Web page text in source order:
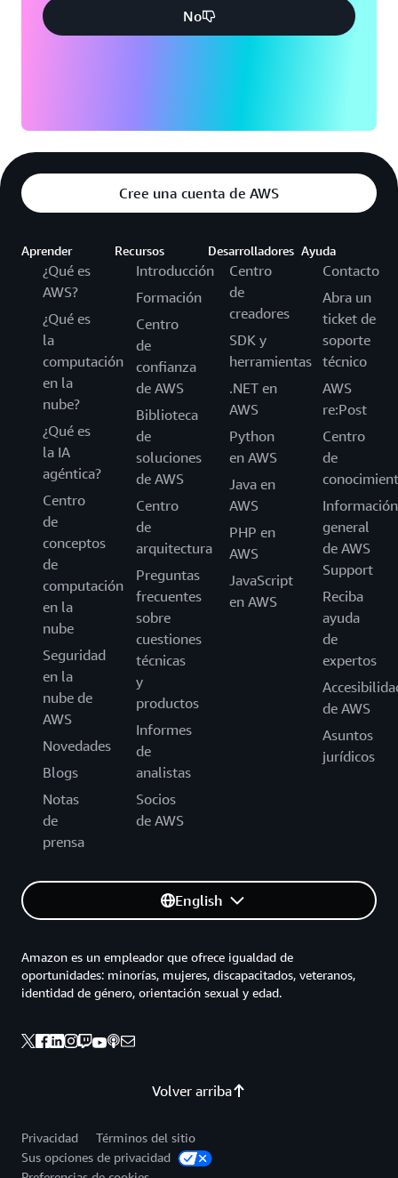
No
Cree una cuenta de AWS
Aprender
¿Qué es
AWS?
¿Qué es
la
computación
en la
nube?
¿Qué es
la IA
agéntica?
Centro
de
conceptos
de
computación
en la
nube
Seguridad
en la
nube de
AWS
Novedades
Blogs
Notas
de
prensa
Recursos
Introducción
Formación
Centro
de
confianza
de AWS
Biblioteca
de
soluciones
de AWS
Centro
de
arquitectura
Preguntas
frecuentes
sobre
cuestiones
técnicas
y
productos
Informes
de
analistas
Socios
de AWS
Desarrolladores
Centro
de
creadores
SDK y
herramientas
.NET en
AWS
Python
en AWS
Java en
AWS
PHP en
AWS
JavaScript
en AWS
Ayuda
Contacto
Abra un
ticket de
soporte
técnico
AWS
re:Post
Centro
de
Información
general
de AWS
Support
Reciba
ayuda
de
expertos
de AWS
Asuntos
jurídicos
English
Volver arriba
Amazon es un empleador que ofrece igualdad de
oportunidades: minorías, mujeres, discapacitados, veteranos,
identidad de género, orientación sexual y edad.
Privacidad
Términos del sitio
Sus opciones de privacidad